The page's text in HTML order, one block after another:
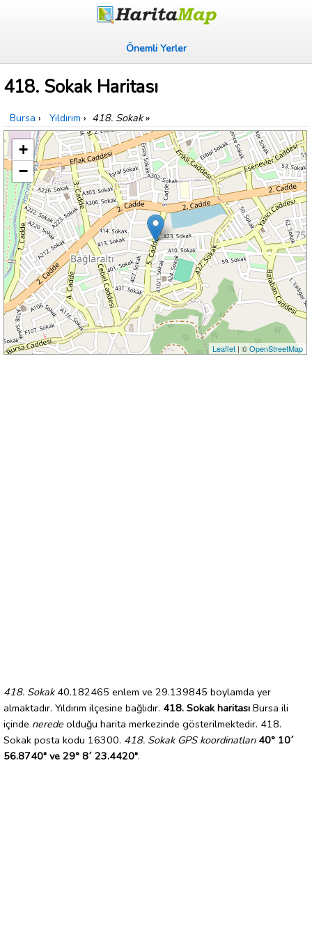
Önemli Yerler
418. Sokak Haritası
Bursa › Yıldırım › 418. Sokak»
+
−
Leaflet| ©OpenStreetMap
418. Sokak40.182465 enlem ve 29.139845 boylamda yer
almaktadır. Yıldırım ilçesine bağlıdır. 418. Sokak haritası Bursa ili
içinde nerede olduğu harita merkezinde gösterilmektedir. 418.
Sokak posta kodu 16300. 418. Sokak GPS koordinatları 40° 10´
56.8740" ve 29° 8´ 23.4420".